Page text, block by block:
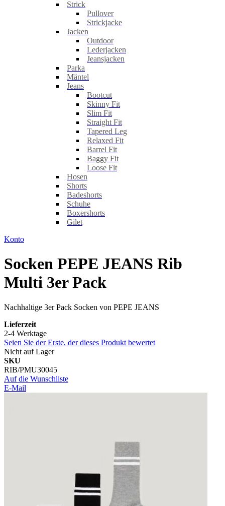
Strick
Pullover
Strickjacke
Jacken
Outdoor
Lederjacken
Jeansjacken
Parka
Mäntel
Jeans
Bootcut
Skinny Fit
Slim Fit
Straight Fit
Tapered Leg
Relaxed Fit
Barrel Fit
Baggy Fit
Loose Fit
Hosen
Shorts
Badeshorts
Schuhe
Boxershorts
Gilet
Konto
Socken PEPE JEANS Rib
Multi 3er Pack
Nachhaltige 3er Pack Socken von PEPE JEANS
Lieferzeit
2-4 Werktage
Seien Sie der Erste, der dieses Produkt bewertet
Nicht auf Lager
SKU
RIB/PMU30045
Auf die Wunschliste
E-Mail